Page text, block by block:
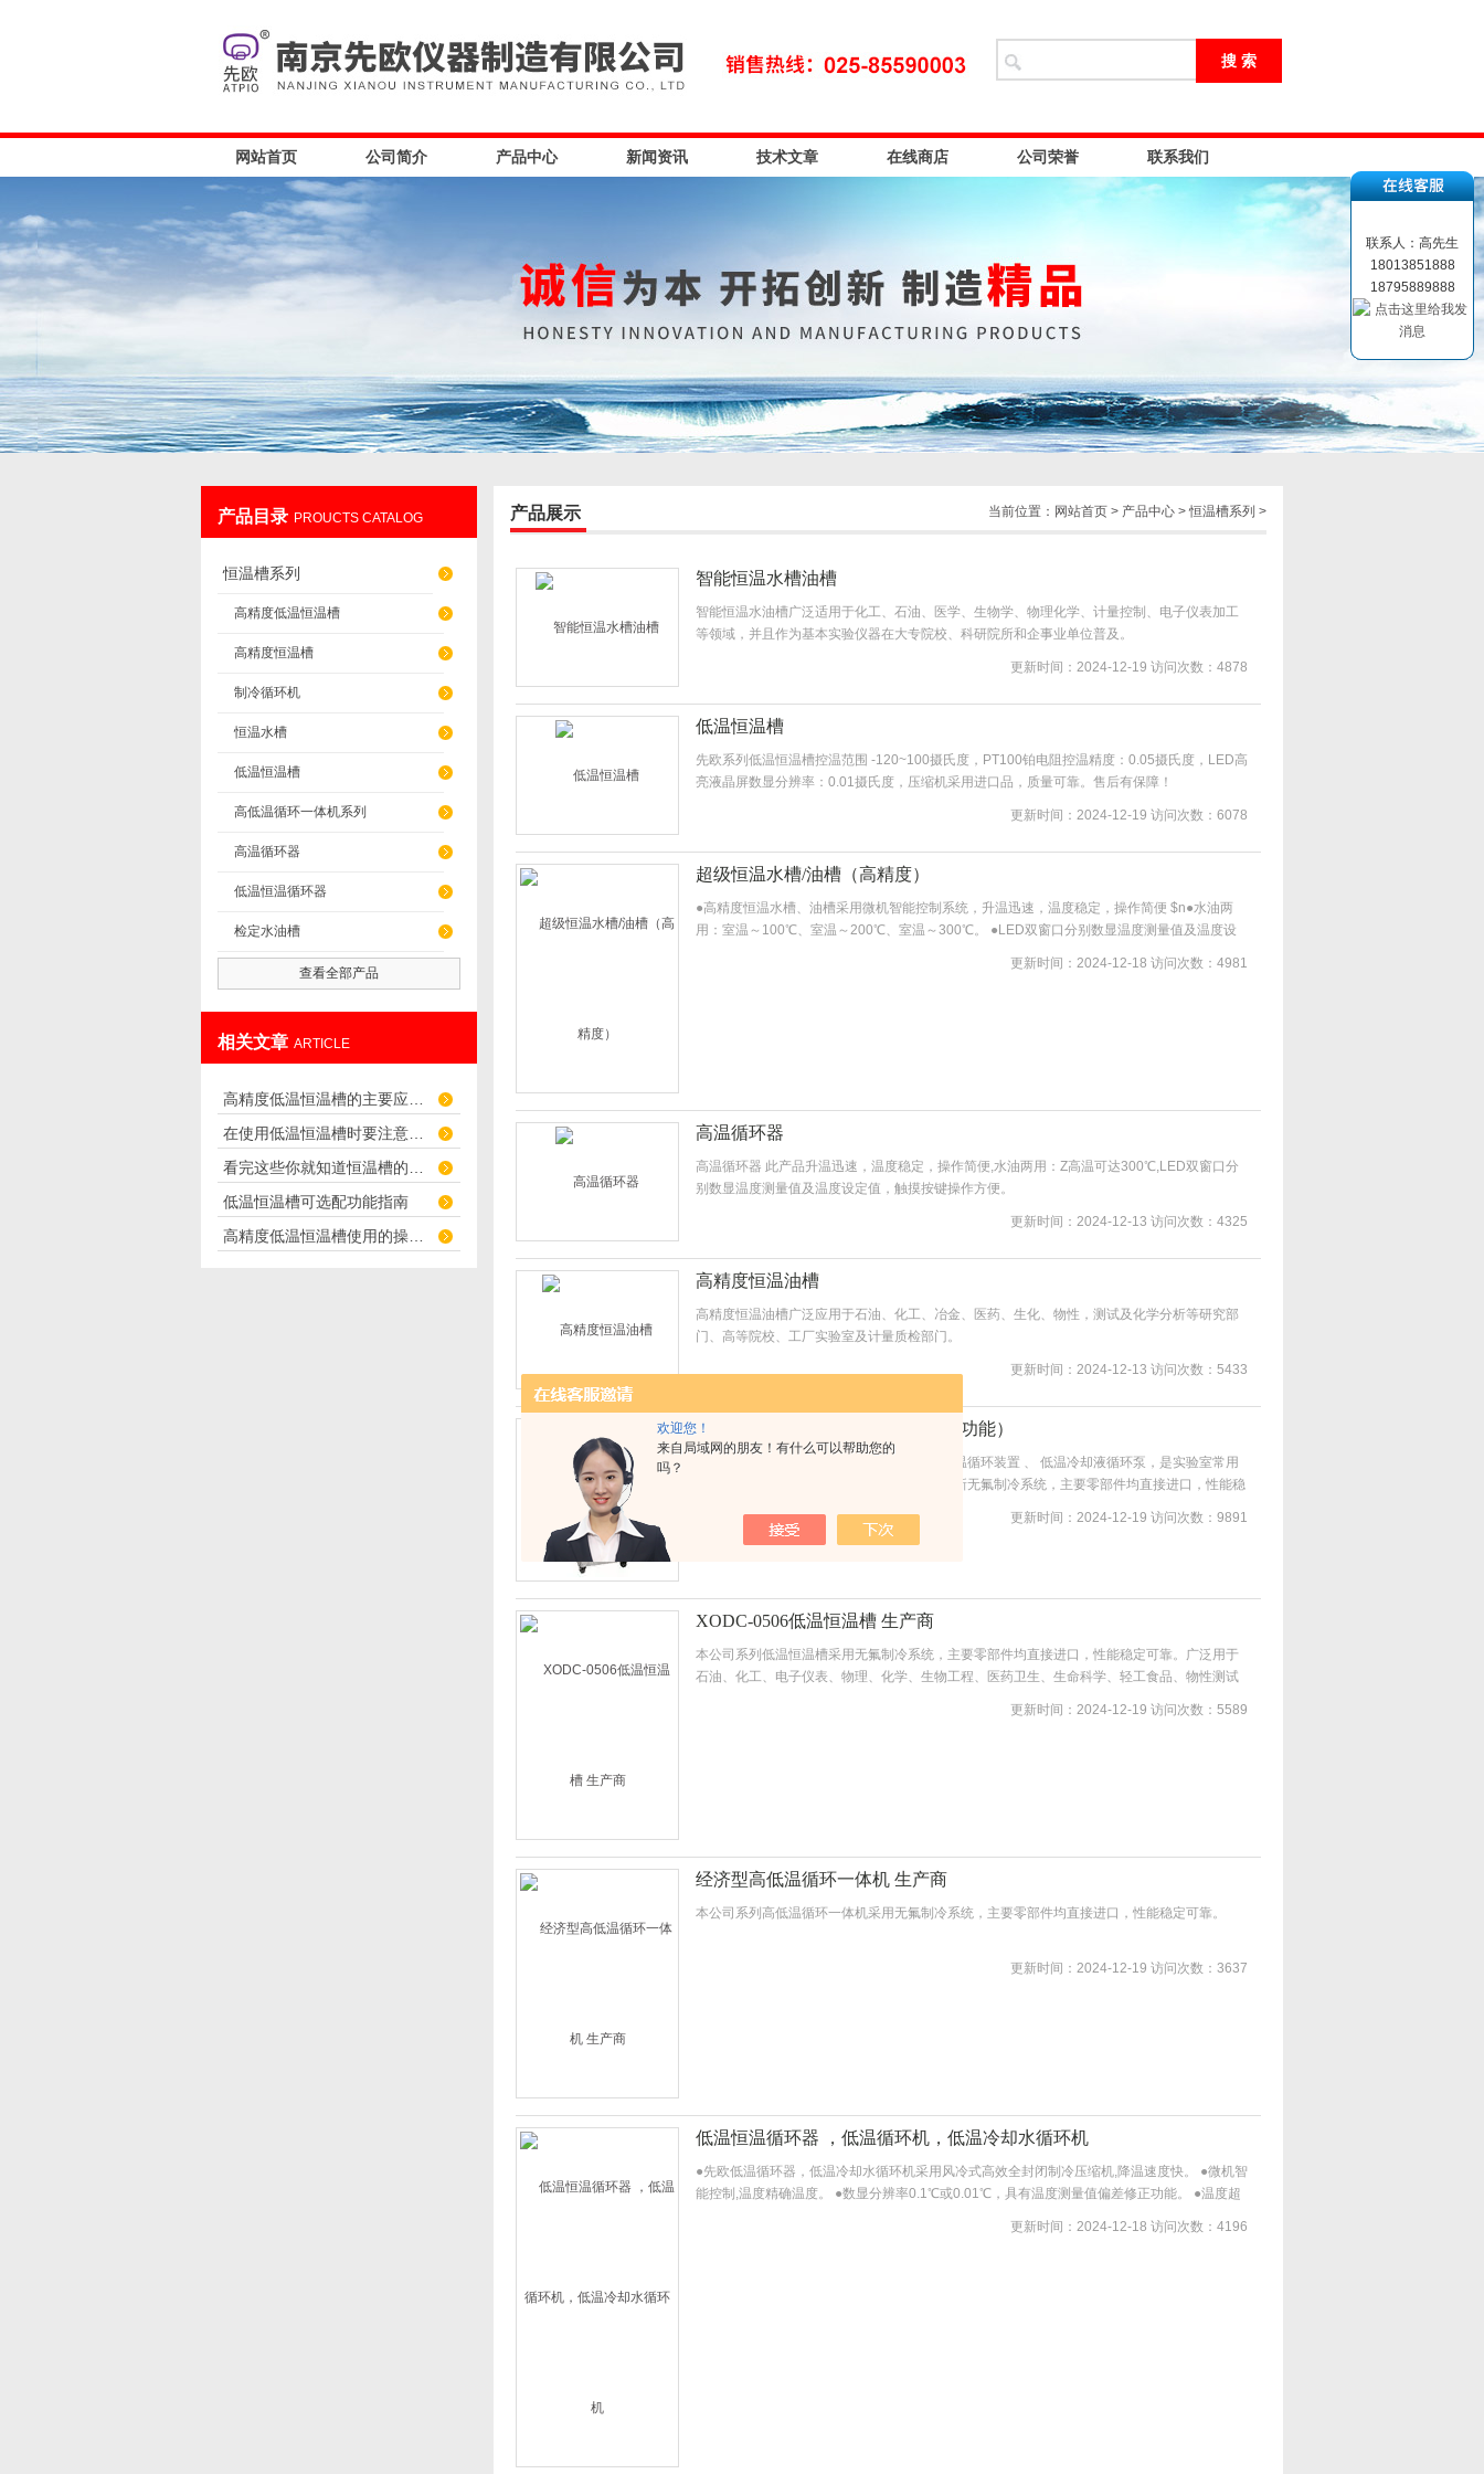
欢迎您！
来自局域网的朋友！有什么可以帮助您的
吗？
网站首页 公司简介 产品中心 新闻资讯 技术文章 在线商店 公司荣誉 联系我们
产品目录 PROUCTS CATALOG
恒温槽系列
高精度低温恒温槽
高精度恒温槽
制冷循环机
恒温水槽
低温恒温槽
高低温循环一体机系列
高温循环器
低温恒温循环器
检定水油槽
查看全部产品
相关文章 ARTICLE
低温恒温槽可选配功能指南
当前位置： 网站首页 > 产品中心 >恒温槽系列 >
产品展示
智能恒温水槽油槽
智能恒温水油槽广泛适用于化工、石油、医学、生物学、物理化学、计量控制、电子仪表加工
等领域，并且作为基本实验仪器在大专院校、科研院所和企事业单位普及。
更新时间：2024-12-19 访问次数：4878
低温恒温槽
先欧系列低温恒温槽控温范围 -120~100摄氏度，PT100铂电阻控温精度：0.05摄氏度，LED高
亮液晶屏数显分辨率：0.01摄氏度，压缩机采用进口品，质量可靠。售后有保障！
更新时间：2024-12-19 访问次数：6078
超级恒温水槽/油槽（高精度）
●高精度恒温水槽、油槽采用微机智能控制系统，升温迅速，温度稳定，操作简便 $n●水油两
用：室温～100℃、室温～200℃、室温～300℃。 ●LED双窗口分别数显温度测量值及温度设
恒定，循环泵可把槽内被加热液体外引去加热或恒温机外实验器。
更新时间：2024-12-18 访问次数：4981
高温循环器
高温循环器 此产品升温迅速，温度稳定，操作简便,水油两用：Z高温可达300℃,LED双窗口分
别数显温度测量值及温度设定值，触摸按键操作方便。
更新时间：2024-12-13 访问次数：4325
高精度恒温油槽
高精度恒温油槽广泛应用于石油、化工、冶金、医药、生化、物性，测试及化学分析等研究部
门、高等院校、工厂实验室及计量质检部门。
更新时间：2024-12-13 访问次数：5433
智能低温恒温槽（具有液位报警器功能）
又名低温恒温槽 、精密恒温液浴 、恒温高低温循环装置 、 低温冷却液循环泵，是实验室常用
的降温制冷设备。系列低温恒温槽采用国.际.新无氟制冷系统，主要零部件均直接进口，性能稳
品在槽内直接进行恒定温度试验或测试，可直接加热或制冷，作为辅助加热或制冷的温度来源,
更新时间：2024-12-19 访问次数：9891
XODC-0506低温恒温槽 生产商
本公司系列低温恒温槽采用无氟制冷系统，主要零部件均直接进口，性能稳定可靠。广泛用于
石油、化工、电子仪表、物理、化学、生物工程、医药卫生、生命科学、轻工食品、物性测试
温度均匀恒定的液体环境，对试验样品或生产的产品在槽内直接进行恒定温度试验或测试，可
更新时间：2024-12-19 访问次数：5589
经济型高低温循环一体机 生产商
本公司系列高低温循环一体机采用无氟制冷系统，主要零部件均直接进口，性能稳定可靠。
更新时间：2024-12-19 访问次数：3637
低温恒温循环器 ，低温循环机，低温冷却水循环机
●先欧低温循环器，低温冷却水循环机采用风冷式高效全封闭制冷压缩机,降温速度快。 ●微机智
能控制,温度精确温度。 ●数显分辨率0.1℃或0.01℃，具有温度测量值偏差修正功能。 ●温度超
更新时间：2024-12-18 访问次数：4196
联系人：高先生
18013851888
18795889888